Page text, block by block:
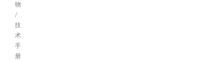
物
/
技
术
手
册